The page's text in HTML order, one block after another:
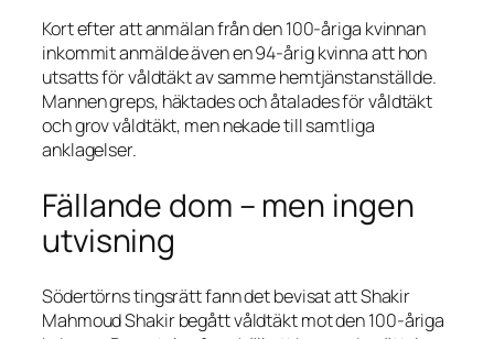
Kort efter att anmälan från den 100-åriga kvinnan
inkommit anmälde även en 94-årig kvinna att hon
utsatts för våldtäkt av samme hemtjänstanställde.
Mannen greps, häktades och åtalades för våldtäkt
och grov våldtäkt, men nekade till samtliga
anklagelser.
Fällande dom – men ingen
utvisning
Södertörns tingsrätt fann det bevisat att Shakir
Mahmoud Shakir begått våldtäkt mot den 100-åriga